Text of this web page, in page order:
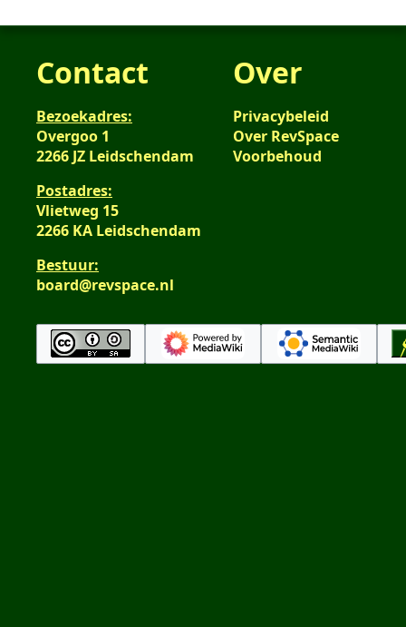
i
g
v
a
t
i
n
g
s
m
n
v
a
t
t
i
g
Contact
Bezoekadres:
Overgoo 1
2266 JZ Leidschendam
Postadres:
Vlietweg 15
2266 KA Leidschendam
Bestuur:
board@revspace.nl
Over
Privacybeleid
Over RevSpace
Voorbehoud